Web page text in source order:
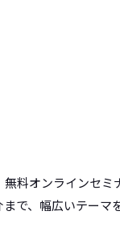
料オンラインセ
で、幅広いテーマ